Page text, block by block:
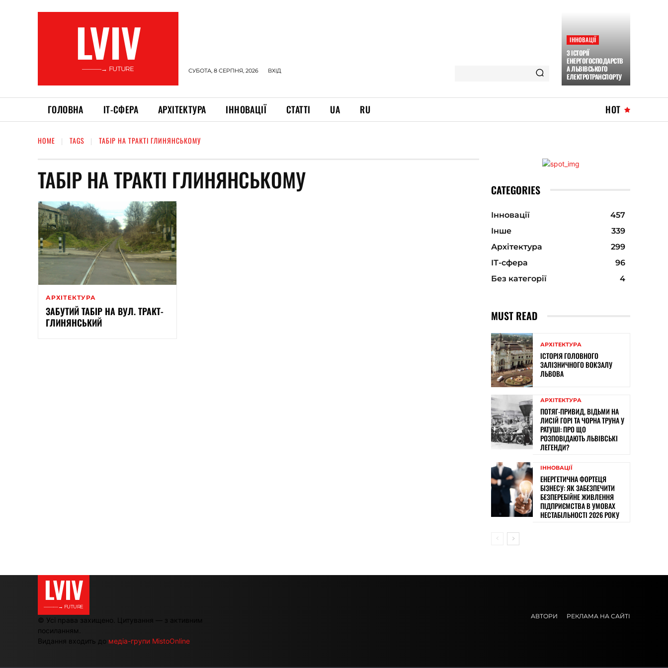
LVIV
———→ FUTURE СУБОТА, 8 СЕРПНЯ, 2026 ВХІД
ІННОВАЦІЇ
З ІСТОРІЇ
ЕНЕРГОГОСПОДАРСТВ
А ЛЬВІВСЬКОГО
ЕЛЕКТРОТРАНСПОРТУ
ГОЛОВНА ІТ-СФЕРА АРХІТЕКТУРА ІННОВАЦІЇ СТАТТІ UA RU HOT
HOME TAGS ТАБІР НА ТРАКТІ ГЛИНЯНСЬКОМУ
ТАБІР НА ТРАКТІ ГЛИНЯНСЬКОМУ
АРХІТЕКТУРА
ЗАБУТИЙ ТАБІР НА ВУЛ. ТРАКТ-
ГЛИНЯНСЬКИЙ
CATEGORIES
Інновації
457
Інше
339
Архітектура
299
ІТ-сфера
96
Без категорії
4
MUST READ
АРХІТЕКТУРА
ІСТОРІЯ ГОЛОВНОГО
ЗАЛІЗНИЧНОГО ВОКЗАЛУ
ЛЬВОВА
АРХІТЕКТУРА
ПОТЯГ-ПРИВИД, ВІДЬМИ НА
ЛИСІЙ ГОРІ ТА ЧОРНА ТРУНА У
РАТУШІ: ПРО ЩО
РОЗПОВІДАЮТЬ ЛЬВІВСЬКІ
ЛЕГЕНДИ?
ІННОВАЦІЇ
ЕНЕРГЕТИЧНА ФОРТЕЦЯ
БІЗНЕСУ: ЯК ЗАБЕЗПЕЧИТИ
БЕЗПЕРЕБІЙНЕ ЖИВЛЕННЯ
ПІДПРИЄМСТВА В УМОВАХ
НЕСТАБІЛЬНОСТІ 2026 РОКУ
LVIV
———→ FUTURE
© Усі права захищено. Цитування — з активним
посиланням.
Видання входить до медіа-групи MistoOnline
АВТОРИ РЕКЛАМА НА САЙТІ